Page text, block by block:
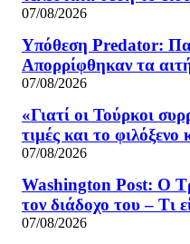
07/08/2026
Υπόθεση Predator:
Απορρίφθηκαν τα
07/08/2026
«Γιατί οι Τούρκοι
τιμές και το φιλόξενο
07/08/2026
Washington Post: Ο
τον διάδοχο του – Τι
07/08/2026